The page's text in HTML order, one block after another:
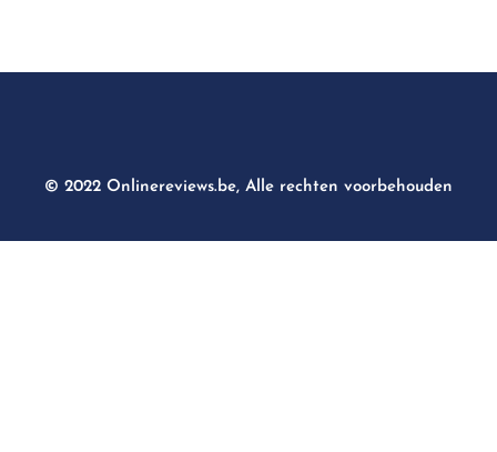
© 2022 Onlinereviews.be, Alle rechten voorbehouden